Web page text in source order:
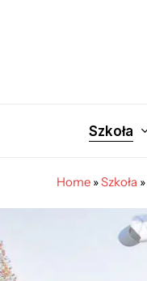
Szkoła
Home »Szkoła »